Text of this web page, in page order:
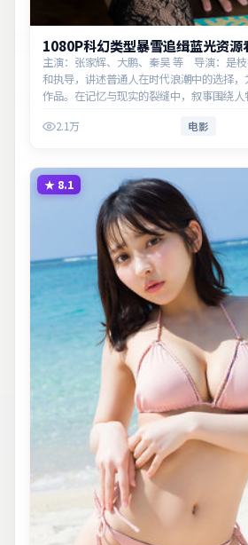
1080P科幻类型暴雪追缉蓝光资源
主演：张家辉、大鹏、秦昊 等 导演：是
和执导，讲述普通人在时代浪潮中的选择
作品。在记忆与现实的裂缝中，叙事围绕
观赏性与现实…
2.1万 电影
★ 8.1